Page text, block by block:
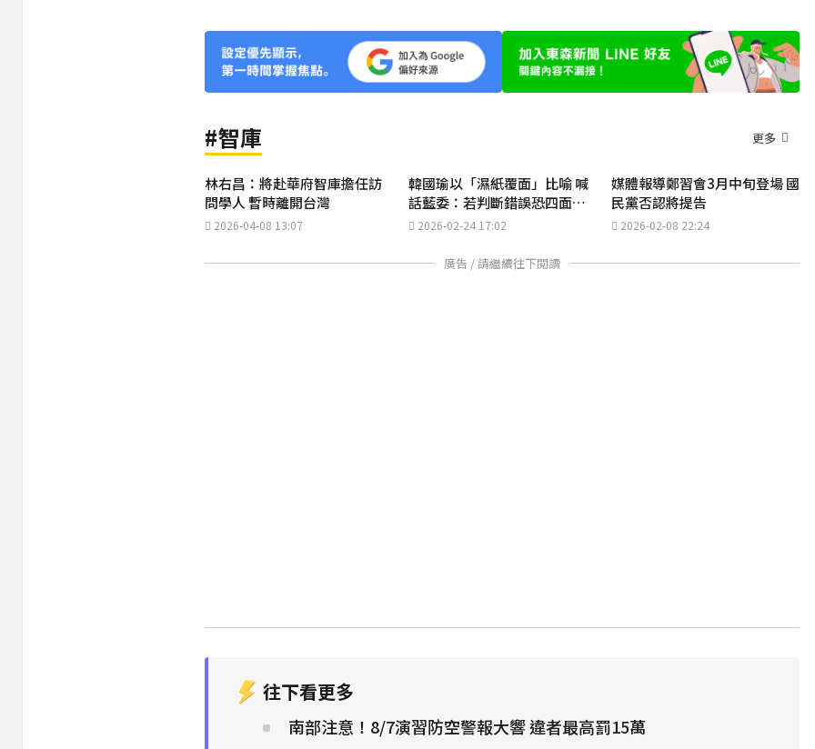
#智庫 更多
林右昌：將赴華府智庫擔任訪
問學人 暫時離開台灣
2026-04-08 13:07
韓國瑜以「濕紙覆面」比喻 喊
話藍委：若判斷錯誤恐四面楚
歌2026-02-24 17:02
媒體報導鄭習會3月中旬登場 國
民黨否認將提告
2026-02-08 22:24
廣告 / 請繼續往下閱讀
往下看更多
南部注意！8/7演習防空警報大響 違者最高罰15萬